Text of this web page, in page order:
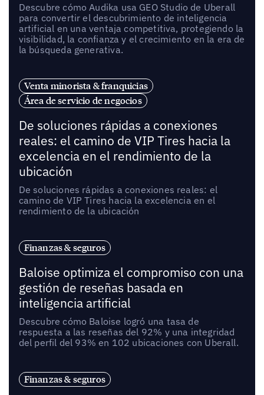
Descubre cómo Audika usa GEO Studio de Uberall
para convertir el descubrimiento de inteligencia
artificial en una ventaja competitiva, protegiendo la
visibilidad, la confianza y el crecimiento en la era de
la búsqueda generativa.
Venta minorista & franquicias
Área de servicio de negocios
De soluciones rápidas a conexiones
reales: el camino de VIP Tires hacia la
excelencia en el rendimiento de la
ubicación
De soluciones rápidas a conexiones reales: el
camino de VIP Tires hacia la excelencia en el
rendimiento de la ubicación
Finanzas & seguros
Baloise optimiza el compromiso con una
gestión de reseñas basada en
inteligencia artificial
Descubre cómo Baloise logró una tasa de
respuesta a las reseñas del 92% y una integridad
del perfil del 93% en 102 ubicaciones con Uberall.
Finanzas & seguros